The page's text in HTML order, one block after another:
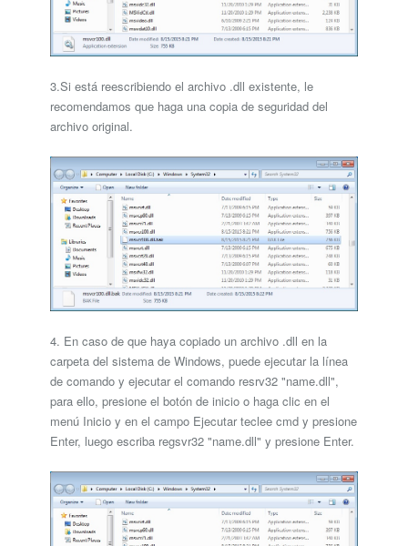
3.Si está reescribiendo el archivo .dll existente, le
recomendamos que haga una copia de seguridad del
archivo original.
4. En caso de que haya copiado un archivo .dll en la
carpeta del sistema de Windows, puede ejecutar la línea
de comando y ejecutar el comando resrv32 "name.dll",
para ello, presione el botón de inicio o haga clic en el
menú Inicio y en el campo Ejecutar teclee cmd y presione
Enter, luego escriba regsvr32 "name.dll" y presione Enter.